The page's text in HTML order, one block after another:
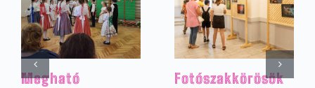
Informatika
Agycsavaró